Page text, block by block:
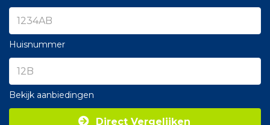
Huisnummer
Bekijk aanbiedingen
Direct Vergelijken